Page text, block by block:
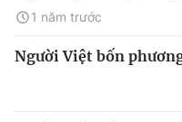
1 năm trước
Người Việt bốn